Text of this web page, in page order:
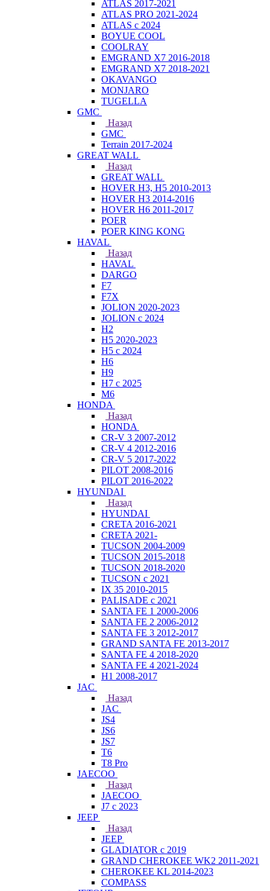
ATLAS 2017-2021
ATLAS PRO 2021-2024
ATLAS с 2024
BOYUE COOL
COOLRAY
EMGRAND X7 2016-2018
EMGRAND X7 2018-2021
OKAVANGO
MONJARO
TUGELLA
GMC
Назад
GMC
Terrain 2017-2024
GREAT WALL
Назад
GREAT WALL
HOVER H3, H5 2010-2013
HOVER H3 2014-2016
HOVER H6 2011-2017
POER
POER KING KONG
HAVAL
Назад
HAVAL
DARGO
F7
F7X
JOLION 2020-2023
JOLION с 2024
H2
H5 2020-2023
H5 с 2024
H6
H9
H7 с 2025
M6
HONDA
Назад
HONDA
CR-V 3 2007-2012
CR-V 4 2012-2016
CR-V 5 2017-2022
PILOT 2008-2016
PILOT 2016-2022
HYUNDAI
Назад
HYUNDAI
CRETA 2016-2021
CRETA 2021-
TUCSON 2004-2009
TUCSON 2015-2018
TUCSON 2018-2020
TUCSON с 2021
IX 35 2010-2015
PALISADE с 2021
SANTA FE 1 2000-2006
SANTA FE 2 2006-2012
SANTA FE 3 2012-2017
GRAND SANTA FE 2013-2017
SANTA FE 4 2018-2020
SANTA FE 4 2021-2024
H1 2008-2017
JAC
Назад
JAC
JS4
JS6
JS7
T6
T8 Pro
JAECOO
Назад
JAECOO
J7 с 2023
JEEP
Назад
JEEP
GLADIATOR с 2019
GRAND CHEROKEE WK2 2011-2021
CHEROKEE KL 2014-2023
COMPASS